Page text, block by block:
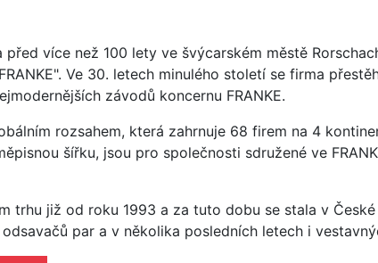
před více než 100 lety ve švýcarském městě
Ve 30. letech minulého století se firma
závodů koncernu FRANKE.
rozsahem, která zahrnuje 68 firem na 4
šířku, jsou pro společnosti sdružené ve
trhu již od roku 1993 a za tuto dobu se stala v
par a v několika posledních letech i